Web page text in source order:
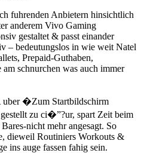
fuhrenden Anbietern hinsichtlich
anderem Vivo Gaming
gestaltet & passt einander
– bedeutungslos in wie weit Natel
Prepaid-Guthaben,
schnurchen was auch immer
uber �Zum Startbildschirm
zu ci�”?ur, spart Zeit beim
Bares-nicht mehr angesagt. So
dieweil Routiniers Workouts &
ins auge fassen fahig sein.